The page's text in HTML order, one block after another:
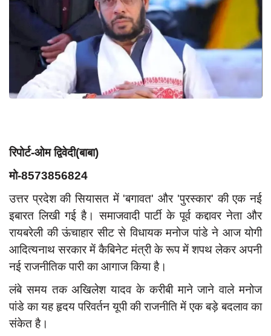
App verify
Covid-19
अपराध
स्वास्थ्य
साक्षात्कार
सामाजिक
खेल
latest
प्रशासनिक
editors-pick
other
रिपोर्ट-ओम द्विवेदी(बाबा)
मो-8573856824
उत्तर प्रदेश की सियासत में 'बगावत' और 'पुरस्कार' की एक नई
इबारत लिखी गई है। समाजवादी पार्टी के पूर्व कद्दावर नेता और
रायबरेली की ऊंचाहार सीट से विधायक मनोज पांडे ने आज योगी
आदित्यनाथ सरकार में कैबिनेट मंत्री के रूप में शपथ लेकर अपनी
नई राजनीतिक पारी का आगाज किया है।
लंबे समय तक अखिलेश यादव के करीबी माने जाने वाले मनोज
पांडे का यह हृदय परिवर्तन यूपी की राजनीति में एक बड़े बदलाव का
संकेत है।